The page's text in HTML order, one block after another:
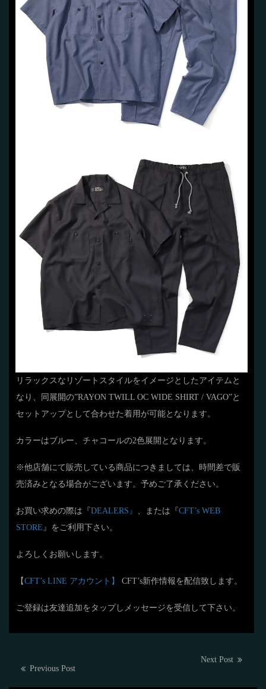
リラックスなリゾートスタイルをイメージとしたアイテムと
なり、同展開の”RAYON TWILL OC WIDE SHIRT / VAGO”と
セットアップとして合わせた着用が可能となります。
カラーはブルー、チャコールの2色展開となります。
※他店舗にて販売している商品につきましては、時間差で販
売済みとなる場合がございます。予めご了承ください。
お買い求めの際は『DEALERS』 、または『CFT’s WEB
STORE 』をご利用下さい。
よろしくお願いします。
【CFT’s LINE アカウント】 CFT’s新作情報を配信致します。
ご登録は友達追加をタップしメッセージを受信して下さい。
投Previous PostPrevious
Next PostNext